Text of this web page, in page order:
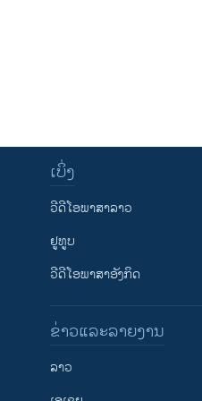
ເບິ່ງ
ວີດີໂອພາສາລາວ
ຢູທູບ
ວີດີໂອພາສາອັງກິດ
ຂ່າວແລະລາຍງານ
ລາວ